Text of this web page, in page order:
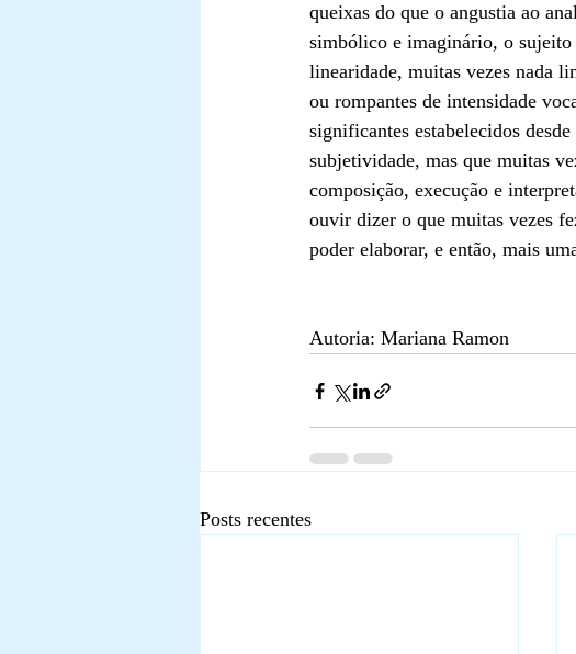
queixas do que o angustia ao
simbólico e imaginário, o sujeito
linearidade, muitas vezes nada
ou rompantes de intensidade
significantes estabelecidos
subjetividade, mas que muitas
composição, execução e
ouvir dizer o que muitas vezes
poder elaborar, e então, mais
Autoria: Mariana Ramon
Posts recentes